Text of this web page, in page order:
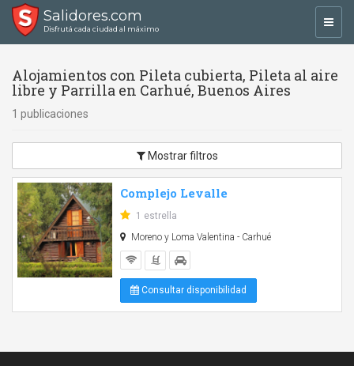
Salidores.com
Disfrutá cada ciudad al máximo
Alojamientos con Pileta cubierta, Pileta al aire
libre y Parrilla en Carhué, Buenos Aires
1 publicaciones
Mostrar filtros
Complejo Levalle
1 estrella
Moreno y Loma Valentina - Carhué
Consultar disponibilidad